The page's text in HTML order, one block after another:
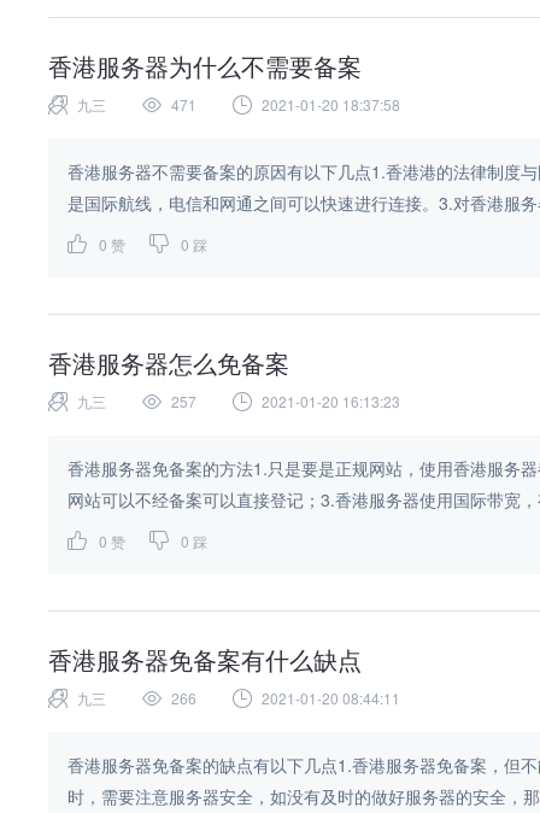
香港服务器为什么不需要备案
九三 471 2021-01-20 18:37:58
香港服务器不需要备案的原因有以下几点1.香港港的法律制度
是国际航线，电信和网通之间可以快速进行连接。3.对香港服
0 赞 0 踩
香港服务器怎么免备案
九三 257 2021-01-20 16:13:23
香港服务器免备案的方法1.只是要是正规网站，使用香港服务
网站可以不经备案可以直接登记；3.香港服务器使用国际带宽
0 赞 0 踩
香港服务器免备案有什么缺点
九三 266 2021-01-20 08:44:11
香港服务器免备案的缺点有以下几点1.香港服务器免备案，但
时，需要注意服务器安全，如没有及时的做好服务器的安全，